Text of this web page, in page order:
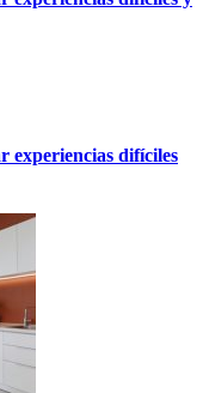
experiencias difíciles